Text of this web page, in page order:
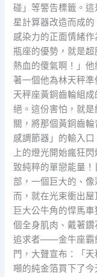
碰」等警告標籤。
星計算器改造而成
感染力的正面情緒
瓶座的優勢，就是
熱血的傻氣啊！」
著一個他為林天秤
天秤座黃銅齒輪組
絕。這份害怕，就
關，將那個黃銅齒
感調節器」的輸入
上的燈光開始瘋狂
致純粹的單戀能量
部，一個巨大的、
而，就在光束衝出
巨大公牛角的悍馬
個全身肌肉、戴著
追求者——金牛座霸
門，大聲宣布：「
噸的純金箔買下了